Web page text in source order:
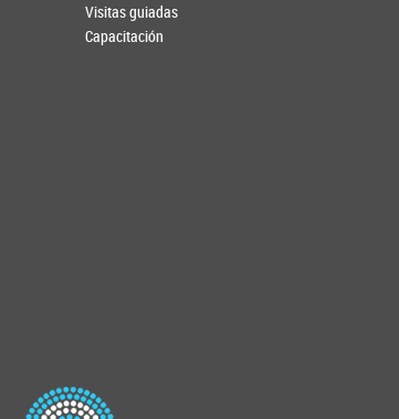
Visitas guiadas
Capacitación